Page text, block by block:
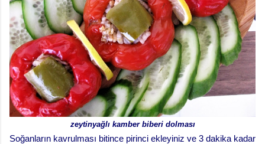
zeytinyağlı kamber biberi dolması
Soğanların kavrulması bitince pirinci ekleyiniz ve 3 dakika kadar